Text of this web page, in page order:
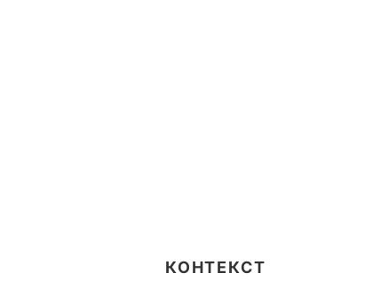
КОНТЕКСТ